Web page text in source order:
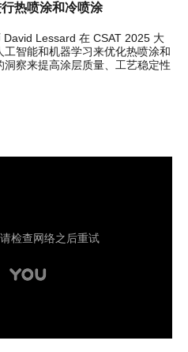
热喷涂和冷喷涂
Lessard 在 CSAT 2025 大
智能和机器学习来优化热喷涂和
察来提高涂层质量、工艺稳定性